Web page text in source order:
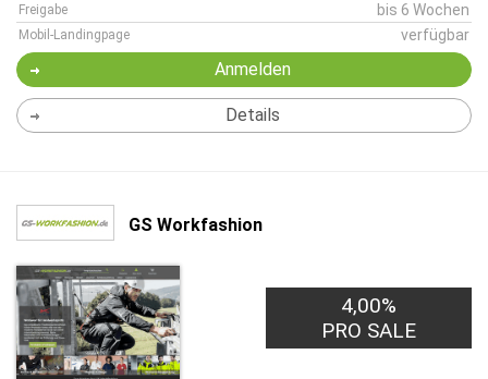
Freigabe bis 6 Wochen
Mobil-Landingpage verfügbar
Anmelden
Details
GS Workfashion
4,00%
PRO SALE